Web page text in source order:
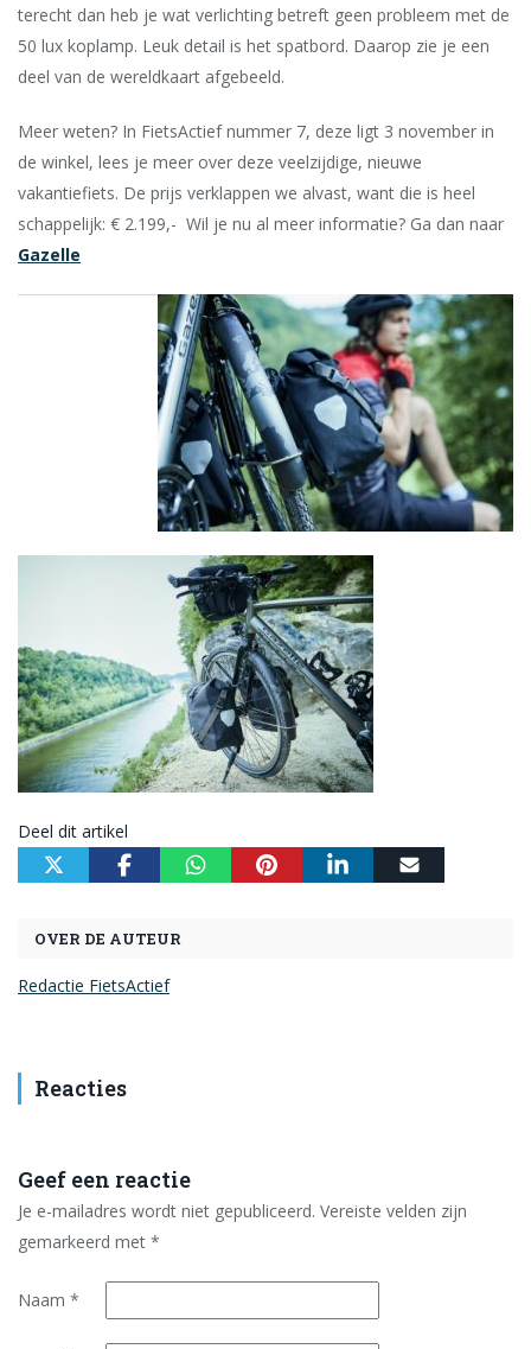
terecht dan heb je wat verlichting betreft geen probleem met de
50 lux koplamp. Leuk detail is het spatbord. Daarop zie je een
deel van de wereldkaart afgebeeld.
Meer weten? In FietsActief nummer 7, deze ligt 3 november in
de winkel, lees je meer over deze veelzijdige, nieuwe
vakantiefiets. De prijs verklappen we alvast, want die is heel
schappelijk: € 2.199,- Wil je nu al meer informatie? Ga dan naar
Gazelle
Deel dit artikel
OVER DE AUTEUR
Redactie FietsActief
Reacties
Geef een reactie
Je e-mailadres wordt niet gepubliceerd. Vereiste velden zijn
gemarkeerd met *
Naam *